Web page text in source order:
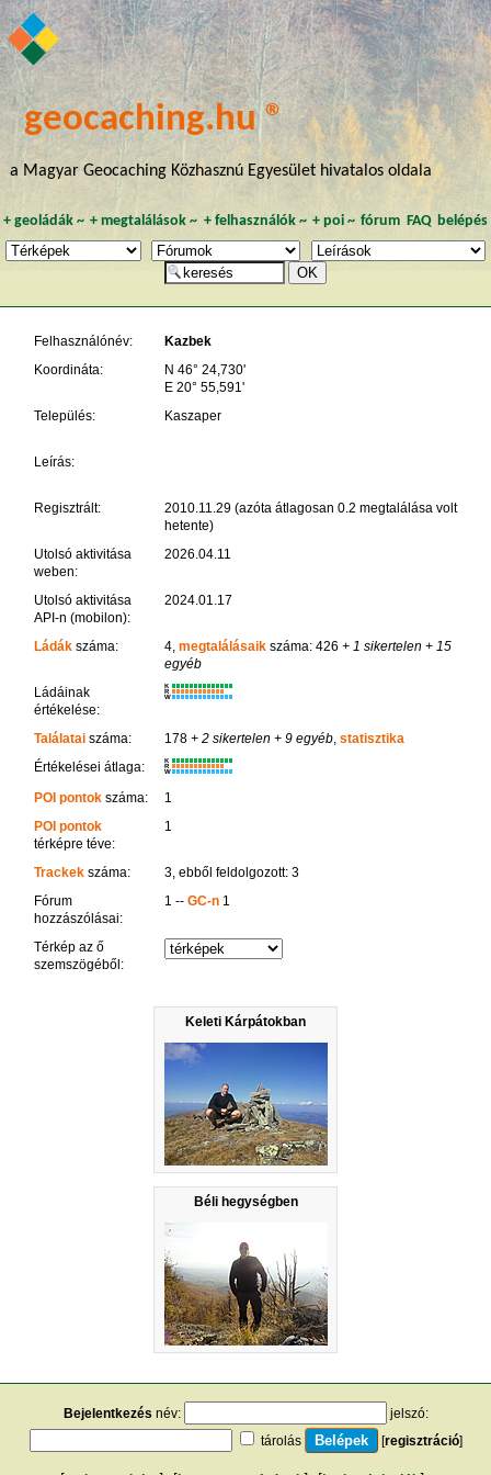
geocaching.hu ®
a Magyar Geocaching Közhasznú Egyesület hivatalos oldala
+ geoládák~ +megtalálások ~ +felhasználók~ + poi~ fórum FAQ belépés
Keleti Kárpátokban
Béli hegységben
Felhasználónév:
Kazbek
Koordináta:
N 46° 24,730'
E 20° 55,591'
Település:
Kaszaper
Leírás:
Regisztrált:
2010.11.29 (azóta átlagosan 0.2 megtalálása volt
hetente)
Utolsó aktivitása
weben:
2026.04.11
Utolsó aktivitása
API-n (mobilon):
2024.01.17
Ládák száma: 4, megtalálásaikszáma: 426 + 1 sikertelen + 15
egyéb
Ládáinak
értékelése:
K
R
W
Találatai száma: 178+ 2 sikertelen + 9 egyéb, statisztika
Értékelései átlaga:
K
R
W
POI pontok száma:
1
POI pontok
térképre téve:
1
Trackek száma:
3, ebből feldolgozott: 3
Fórum
hozzászólásai:
1 -- GC-n1
Térkép az ő
szemszögéből:
Bejelentkezés név:
jelszó:
tárolás
[regisztráció]